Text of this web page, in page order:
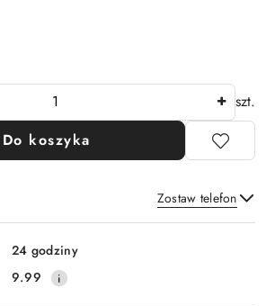
szt.
Do koszyka
Zostaw telefon
Wyślij
24 godziny
9.99